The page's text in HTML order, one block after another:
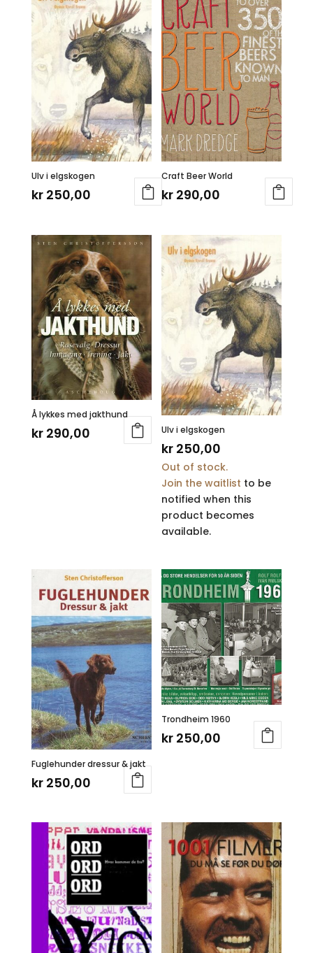
Ulv i elgskogen
kr250,00
Craft Beer World
kr 290,00
Å lykkes med jakthund
kr290,00 Ulv i elgskogen
kr 250,00
Out of stock.
Join the waitlist to be
notified when this
product becomes
available.
Fuglehunder dressur & jakt
kr250,00
Trondheim 1960
kr 250,00